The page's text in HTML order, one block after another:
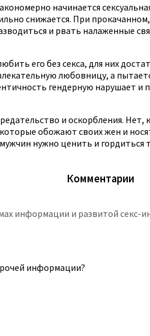
начинается
снижается. При
и рвать налаженные
его без секса, для них
любовницу, а
гендерную нарушает
и оскорбления.
обожают своих жен и
нужно ценить и
Комментарии
информации и развитой секс-
информации?